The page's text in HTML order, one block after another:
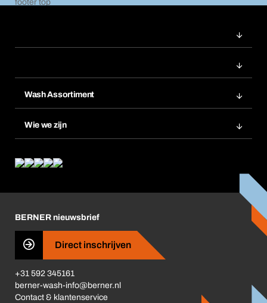
Wash Assortiment
Wie we zijn
Wat ons drijft
Business Conduct
BERNER nieuwsbrief
Direct inschrijven
+31 592 345161
berner-wash-info@berner.nl
Contact & klantenservice